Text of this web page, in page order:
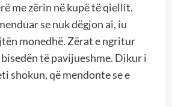
me zërin në kupë të qiellit.
se nuk dëgjon ai, iu
monedhë. Zërat e ngritur
të pavijueshme. Dikur i
shokun, që mendonte se e